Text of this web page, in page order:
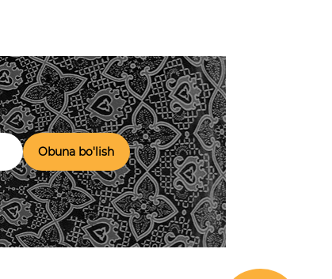
Obuna bo'lish